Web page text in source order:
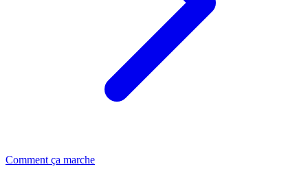
Comment ça marche